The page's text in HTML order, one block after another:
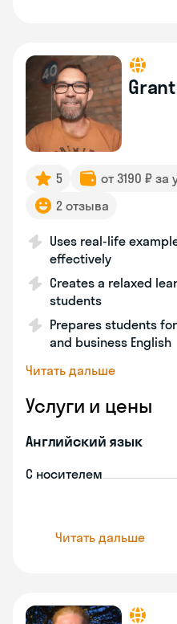
Grant
5 от 3190 ₽ за
2 отзыва
Uses real-life
effectively
Creates a relaxed
students
Prepares students
and business English
Читать дальше
Услуги и цены
Английский язык
С носителем
Читать дальше